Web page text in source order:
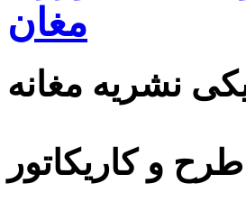
مغان
نشریه مغانه
طرح و کاریکاتور